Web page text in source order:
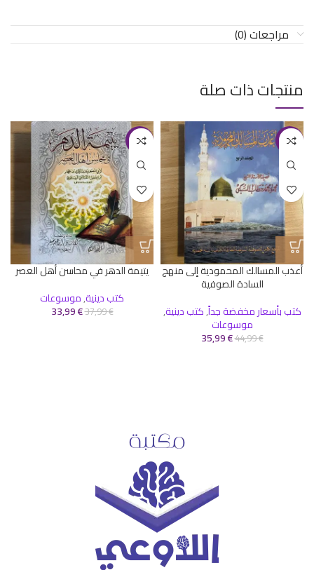
مراجعات (0)
منتجات ذات صلة
-20%
أعذب المسالك المحمودية إلى منهج
السادة الصوفية
كتب بأسعار مخفضة جداً,كتب دينية,
موسوعات
44,99€
35,99€
-11%
يتيمة الدهر في محاسن أهل العصر
كتب دينية,موسوعات
37,99€
33,99€